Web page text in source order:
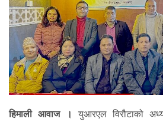
हिमाली आवाज ।
युआरएल विरौटाको